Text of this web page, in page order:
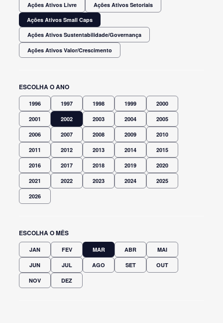
Ações Ativos Livre
Ações Ativos Setoriais
Ações Ativos Small Caps
Ações Ativos Sustentabilidade/Governança
Ações Ativos Valor/Crescimento
ESCOLHA O ANO
1996 1997 1998 1999 2000
2001 2002 2003 2004 2005
2006 2007 2008 2009 2010
2011 2012 2013 2014 2015
2016 2017 2018 2019 2020
2021 2022 2023 2024 2025
2026
ESCOLHA O MÊS
JAN FEV MAR ABR MAI
JUN JUL AGO SET OUT
NOV DEZ